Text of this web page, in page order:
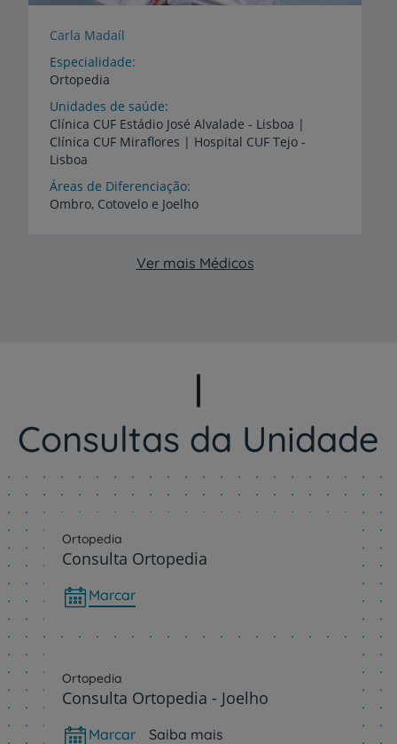
Carla Madaíl
Especialidade
Ortopedia
Unidades de saúde
Clínica CUF Estádio José Alvalade - Lisboa |
Clínica CUF Miraflores | Hospital CUF Tejo -
Lisboa
Áreas de Diferenciação
Ombro, Cotovelo e Joelho
Ver mais Médicos
Consultas da Unidade
Ortopedia
Consulta Ortopedia
Marcar
Ortopedia
Consulta Ortopedia - Joelho
Marcar Saiba mais